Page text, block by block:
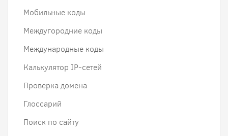
Мобильные коды
Междугородние коды
Международные коды
Калькулятор IP-сетей
Проверка домена
Глоссарий
Поиск по сайту